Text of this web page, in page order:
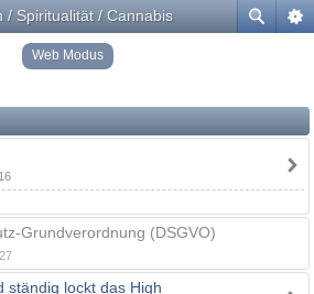
/ Spiritualität / Cannabis
Web Modus
Grundverordnung (DSGVO)
ständig lockt das High